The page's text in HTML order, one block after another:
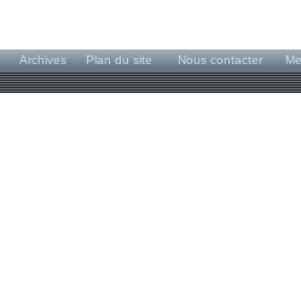
Archives Plan du site Nous contacter